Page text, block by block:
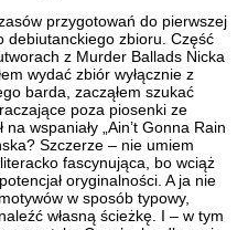
przygotowań do pierwszej
debiutanckiego zbioru. Część
z Murder Ballads Nicka
wydać zbiór wyłącznie z
barda, zacząłem szukać
poza piosenki ze
wspaniały „Ain’t Gonna Rain
Szczerze – nie umiem
fascynująca, bo wciąż
oryginalności. A ja nie
w sposób typowy,
własną ścieżkę. I – w tym